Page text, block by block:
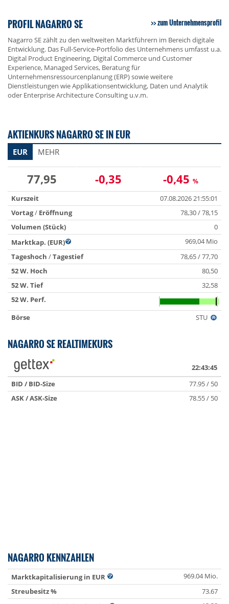
PROFIL NAGARRO SE zum Unternehmensprofil
Nagarro SE zählt zu den weltweiten Marktführern im Bereich digitale
Entwicklung. Das Full-Service-Portfolio des Unternehmens umfasst u.a.
Digital Product Engineering, Digital Commerce und Customer
Experience, Managed Services, Beratung für
Unternehmensressourcenplanung (ERP) sowie weitere
Dienstleistungen wie Applikationsentwicklung, Daten und Analytik
oder Enterprise Architecture Consulting u.v.m.
AKTIENKURS NAGARRO SE IN EUR
EUR MEHR
77,95 -0,35 -0,45 %
Kurszeit
07.08.2026 21:55:01
Vortag/ Eröffnung
78,30 / 78,15
Volumen (Stück)
0
Marktkap. (EUR)
969,04 Mio
Tageshoch /Tagestief
78,65 / 77,70
52 W. Hoch
80,50
52 W. Tief
32,58
52 W. Perf.
Börse
STU
NAGARRO SE REALTIMEKURS
22:43:45
BID / BID-Size
77.95 / 50
ASK / ASK-Size
78.55 / 50
NAGARRO KENNZAHLEN
Marktkapitalisierung in EUR
969.04 Mio.
Streubesitz %
73.67